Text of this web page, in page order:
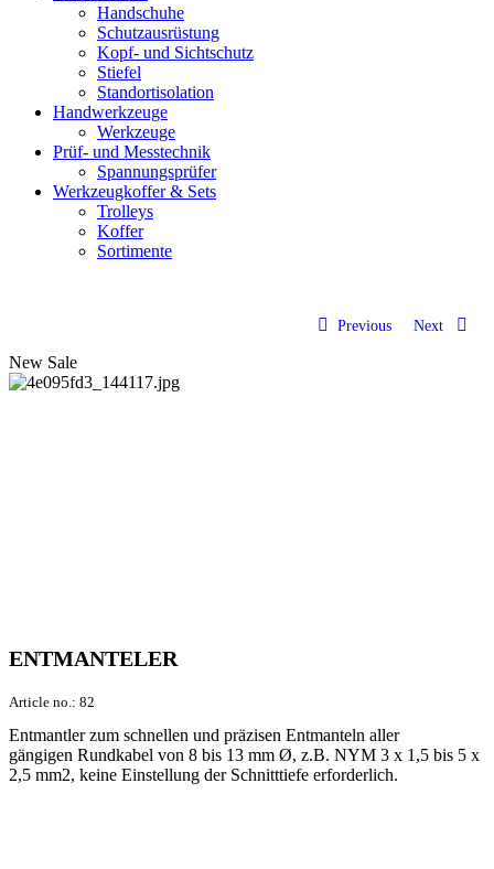
Handschuhe
Schutzausrüstung
Kopf- und Sichtschutz
Stiefel
Standortisolation
Handwerkzeuge
Werkzeuge
Prüf- und Messtechnik
Spannungsprüfer
Werkzeugkoffer & Sets
Trolleys
Koffer
Sortimente
Previous Next
New Sale
ENTMANTELER
Article no.: 82
Entmantler zum schnellen und präzisen Entmanteln aller
gängigen Rundkabel von 8 bis 13 mm Ø, z.B. NYM 3 x 1,5 bis 5 x
2,5 mm2, keine Einstellung der Schnitttiefe erforderlich.